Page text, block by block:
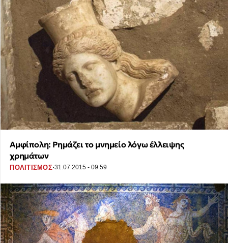
Αμφίπολη: Ρημάζει το μνημείο λόγω έλλειψης
χρημάτων
ΠΟΛΙΤΙΣΜΟΣ·31.07.2015 - 09:59